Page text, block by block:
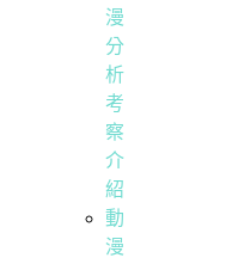
漫
分
析
考
察
介
紹
動
漫